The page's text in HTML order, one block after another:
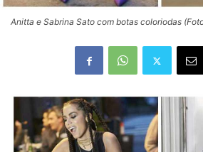
Anitta e Sabrina Sato com botas coloriodas